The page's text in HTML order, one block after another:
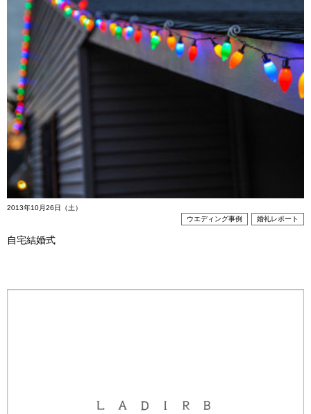
2013年10月26日（土）
ウエディング事例
婚礼レポート
自宅結婚式